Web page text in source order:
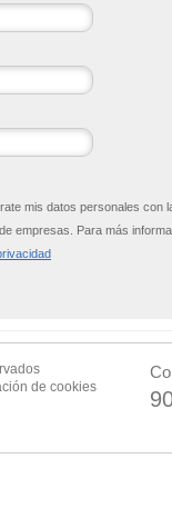
mis datos personales
empresas. Para más
de cookies